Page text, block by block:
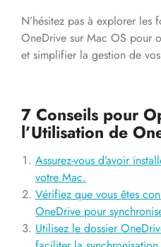
N’hésitez pas à explorer les
OneDrive sur Mac OS pour
et simplifier la gestion de
7 Conseils pour
l’Utilisation de
Assurez-vous d’avoir
votre Mac.
Vérifiez que vous êtes
OneDrive pour
Utilisez le dossier